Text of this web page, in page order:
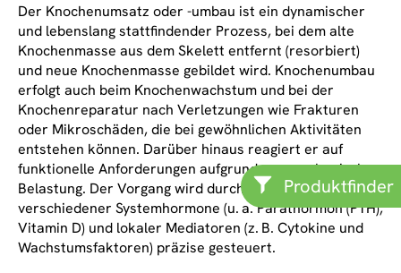
Produktfinder
Der Knochenumsatz oder -umbau ist ein dynamischer
und lebenslang stattfindender Prozess, bei dem alte
Knochenmasse aus dem Skelett entfernt (resorbiert)
und neue Knochenmasse gebildet wird. Knochenumbau
erfolgt auch beim Knochenwachstum und bei der
Knochenreparatur nach Verletzungen wie Frakturen
oder Mikroschäden, die bei gewöhnlichen Aktivitäten
entstehen können. Darüber hinaus reagiert er auf
funktionelle Anforderungen aufgrund von mechanischer
Belastung. Der Vorgang wird durch das Zusammenspiel
verschiedener Systemhormone (u. a. Parathormon (PTH),
Vitamin D) und lokaler Mediatoren (z. B. Cytokine und
Wachstumsfaktoren) präzise gesteuert.